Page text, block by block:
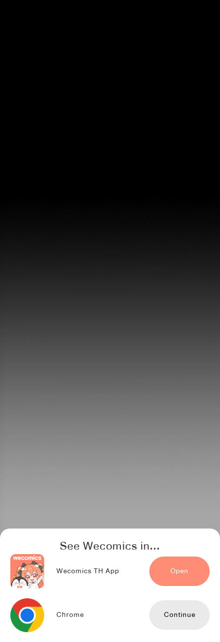
See Wecomics in...
Wecomics TH App Open
Chrome Continue